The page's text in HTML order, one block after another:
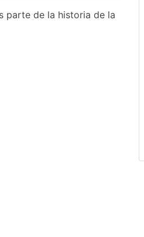
parte de la historia de la